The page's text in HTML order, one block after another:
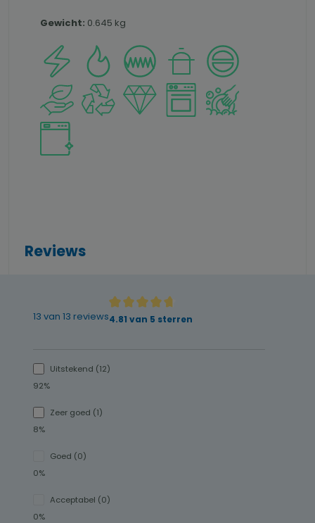
Gewicht: 0.645 kg
Reviews
13 van 13 reviewsGemiddelde waardering van 4.81 van 5
4.81 van 5 sterren
Uitstekend (12)
92%
Zeer goed (1)
8%
Goed (0)
0%
Acceptabel (0)
0%